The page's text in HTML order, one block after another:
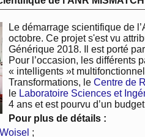
Le démarrage scientifique de
octobre. Ce projet s'est vu
Générique 2018. Il est porté par
Pour l’occasion, les différents
« intelligents »t
Transformations, le Centre de
le Laboratoire Sciences et
4 ans et est pourvu d’un
Pour plus de détails :
;